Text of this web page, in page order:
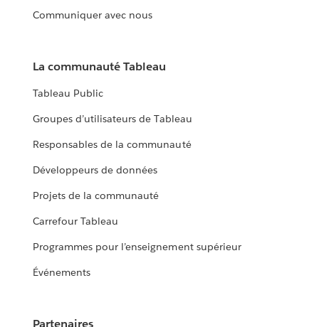
Communiquer avec nous
La communauté Tableau
Tableau Public
Groupes d’utilisateurs de Tableau
Responsables de la communauté
Développeurs de données
Projets de la communauté
Carrefour Tableau
Programmes pour l’enseignement supérieur
Événements
Partenaires